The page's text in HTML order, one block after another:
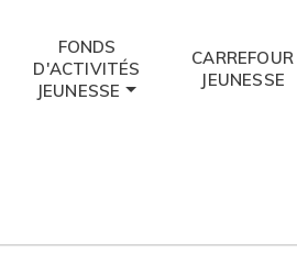
FONDS
D'ACTIVITÉS
JEUNESSE
CARREFOUR
JEUNESSE